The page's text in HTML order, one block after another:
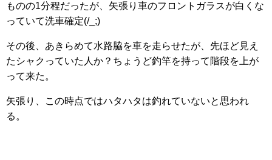
ものの1分程だったが、矢張り車のフロントガラスが白くな
っていて洗車確定(/_;)
その後、あきらめて水路脇を車を走らせたが、先ほど見え
たシャクっていた人か？ちょうど釣竿を持って階段を上が
って来た。
矢張り、この時点ではハタハタは釣れていないと思われ
る。